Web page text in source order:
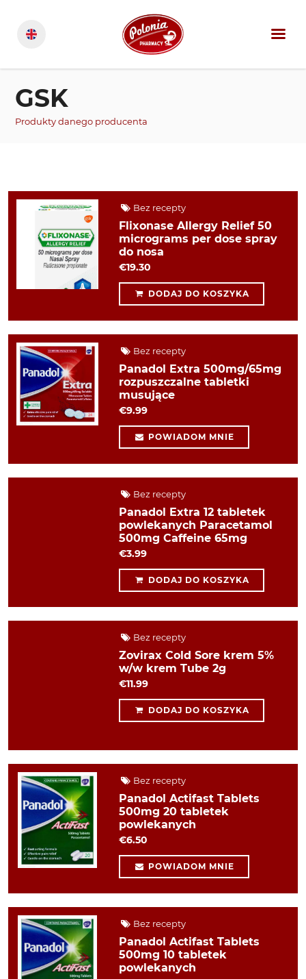
GSK
Produkty danego producenta
Bez recepty
Flixonase Allergy Relief 50
micrograms per dose spray
do nosa
€19.30
DODAJ DO KOSZYKA
Bez recepty
Panadol Extra 500mg/65mg
rozpuszczalne tabletki
musujące
€9.99
POWIADOM MNIE
Bez recepty
Panadol Extra 12 tabletek
powlekanych Paracetamol
500mg Caffeine 65mg
€3.99
DODAJ DO KOSZYKA
Bez recepty
Zovirax Cold Sore krem 5%
w/w krem Tube 2g
€11.99
DODAJ DO KOSZYKA
Bez recepty
Panadol Actifast Tablets
500mg 20 tabletek
powlekanych
€6.50
POWIADOM MNIE
Bez recepty
Panadol Actifast Tablets
500mg 10 tabletek
powlekanych